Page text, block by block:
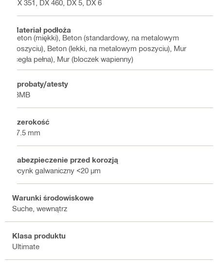
DX 351, DX 460, DX 5, DX 6
Materiał podłoża
Beton (miękki), Beton (standardowy, na metalowym
poszyciu), Beton (lekki, na metalowym poszyciu), Mur
(cegła pełna), Mur (bloczek wapienny)
Aprobaty/atesty
IBMB
Szerokość
17.5 mm
Zabezpieczenie przed korozją
Ocynk galwaniczny <20 µm
Warunki środowiskowe
Suche, wewnątrz
Klasa produktu
Ultimate